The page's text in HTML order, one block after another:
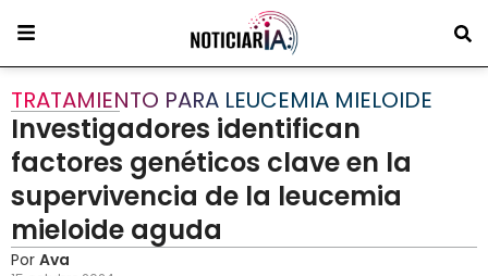
TRATAMIENTO PARA LEUCEMIA MIELOIDE
Investigadores identifican
factores genéticos clave en la
supervivencia de la leucemia
mieloide aguda
Por Ava